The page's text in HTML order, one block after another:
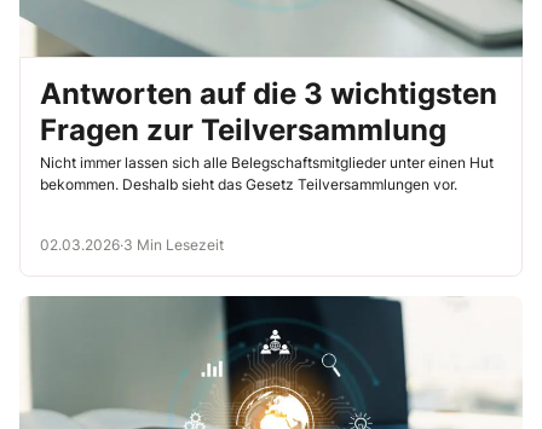
Antworten auf die 3 wichtigsten
Fragen zur Teilversammlung
Nicht immer lassen sich alle Belegschaftsmitglieder unter einen Hut
bekommen. Deshalb sieht das Gesetz Teilversammlungen vor.
02.03.2026·3 Min Lesezeit